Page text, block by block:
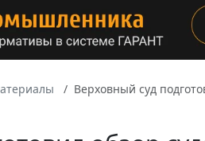
Верховный суд